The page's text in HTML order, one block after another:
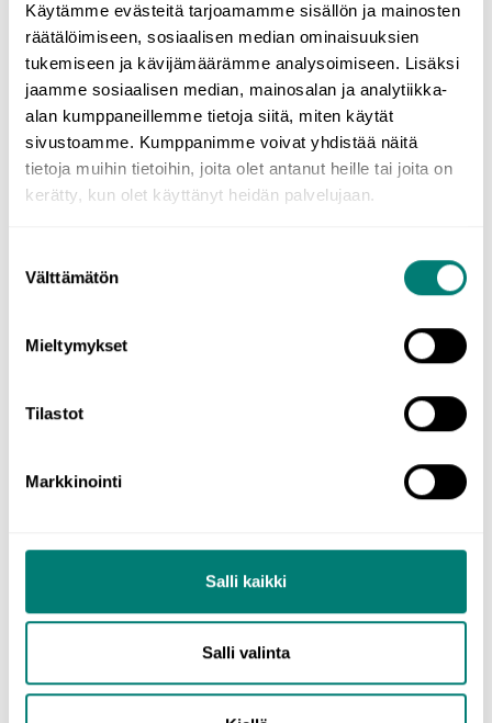
Käytämme evästeitä tarjoamamme sisällön ja mainosten
räätälöimiseen, sosiaalisen median ominaisuuksien
tukemiseen ja kävijämäärämme analysoimiseen. Lisäksi
jaamme sosiaalisen median, mainosalan ja analytiikka-
alan kumppaneillemme tietoja siitä, miten käytät
sivustoamme. Kumppanimme voivat yhdistää näitä
tietoja muihin tietoihin, joita olet antanut heille tai joita on
kerätty, kun olet käyttänyt heidän palvelujaan.
valinta
Välttämätön
Mieltymykset
Tilastot
Markkinointi
Salli kaikki
Salli valinta
You get 12 months of study time for €64.19(normal price
€106.99).
The offer is valid until 25.5.2026.
Buy now
advantage of the offer. A recurring subscription does not end
Read more about language